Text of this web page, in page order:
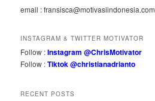
email : fransisca@motivasiindonesia.com
INSTAGRAM & TWITTER MOTIVATOR
Follow :Instagram @ChrisMotivator
Follow :Tiktok @christianadrianto
RECENT POSTS